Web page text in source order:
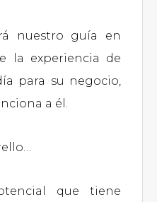
nuestro guía en
la experiencia de
para su negocio,
a él.
que tiene